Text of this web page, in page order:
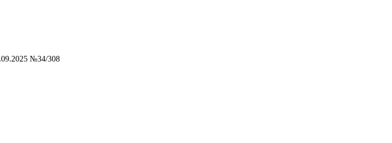
№34/308